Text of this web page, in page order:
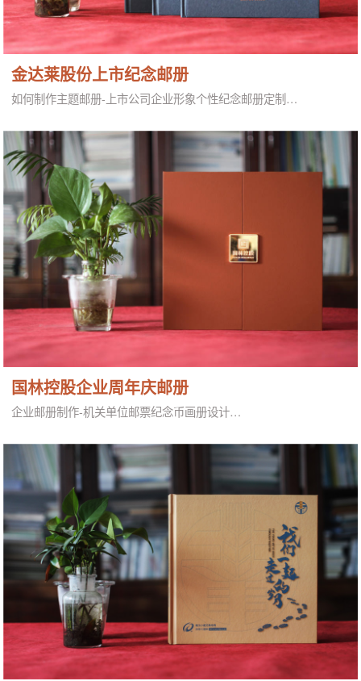
金达莱股份上市纪念邮册
如何制作主题邮册-上市公司企业形象个性纪念邮册定制…
国林控股企业周年庆邮册
企业邮册制作-机关单位邮票纪念币画册设计…